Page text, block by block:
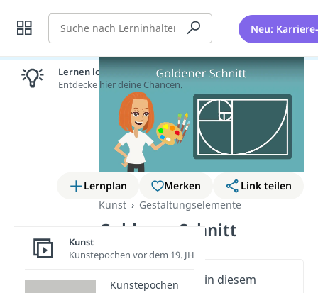
Suche Neu:
Lernplan Merken
Link teilen
Kunst
Gestaltungselemente
Goldener Schnitt
Wichtige Inhalte in diesem
Lernen lohnt sich!
Entdecke hier deine Chancen.
Kunst
Kunstepochen vor dem 19. JH
Kunstepochen